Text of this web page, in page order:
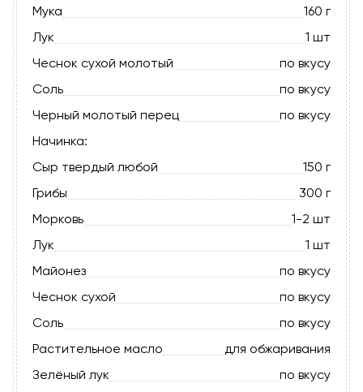
Мука
160 г
Лук
1 шт
Чеснок сухой молотый
по вкусу
Соль
по вкусу
Черный молотый перец
по вкусу
Начинка:
Сыр твердый любой
150 г
Грибы
300 г
Морковь
1-2 шт
Лук
1 шт
Майонез
по вкусу
Чеснок сухой
по вкусу
Соль
по вкусу
Растительное масло
для обжаривания
Зелёный лук
по вкусу